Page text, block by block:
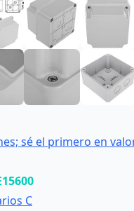
sé el primero en
C